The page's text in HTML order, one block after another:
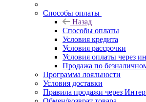
Способы оплаты
Назад
Способы оплаты
Условия кредита
Условия рассрочки
Условия оплаты через
Продажа по
Программа лояльности
Условия доставки
Правила продажи через